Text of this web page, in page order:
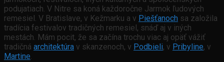
podujatiach. V Nitre sa koná každoročne Jarmok ľudových
remesiel. V Bratislave, v Kežmarku a v Piešťanoch sa založila
tradícia festivalov tradičných remesiel, snáď aj v iných
mestách. Mám pocit, že sa začína trochu viac aj opäť vážiť
tradičná architektúra v skanzenoch, v Podbieli, v Pribyline, v
Martine.